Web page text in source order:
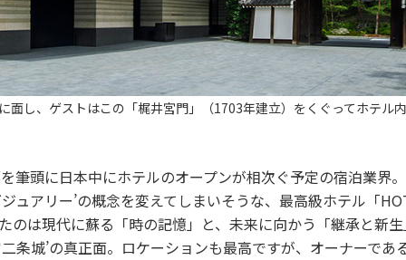
面し、ゲストはこの「梶井宮門」（1703年建立）をくぐってホテル
頭に日本中にホテルのオープンが相次ぐ予定の宿泊業界
ュアリー’の概念を変えてしまいそうな、最高級ホテル「
のは現代に蘇る「時の記憶」と、未来に向かう「継承と新
条城’の真正面。ロケーションも最高ですが、オーナーであ